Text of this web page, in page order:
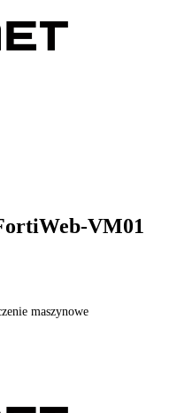
VM01
maszynowe